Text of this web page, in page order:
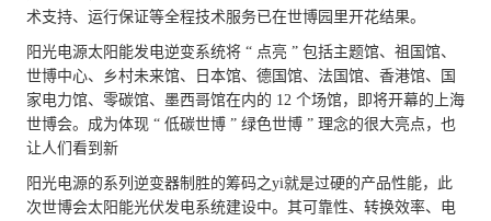
术支持、运行保证等全程技术服务已在世博园里开花结果。
阳光电源太阳能发电逆变系统将 “ 点亮 ” 包括主题馆、祖国馆、
世博中心、乡村未来馆、日本馆、德国馆、法国馆、香港馆、国
家电力馆、零碳馆、墨西哥馆在内的 12 个场馆，即将开幕的上海
世博会。成为体现 “ 低碳世博 ” 绿色世博 ” 理念的很大亮点，也
让人们看到新
阳光电源的系列逆变器制胜的筹码之yi就是过硬的产品性能，此
次世博会太阳能光伏发电系统建设中。其可靠性、转换效率、电